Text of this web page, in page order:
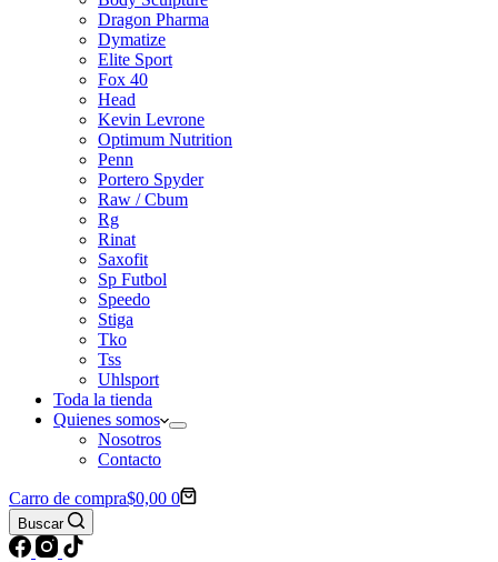
Dragon Pharma
Dymatize
Elite Sport
Fox 40
Head
Kevin Levrone
Optimum Nutrition
Penn
Portero Spyder
Raw / Cbum
Rg
Rinat
Saxofit
Sp Futbol
Speedo
Stiga
Tko
Tss
Uhlsport
Toda la tienda
Quienes somos
Nosotros
Contacto
Carro de compra$0,00 0
Buscar